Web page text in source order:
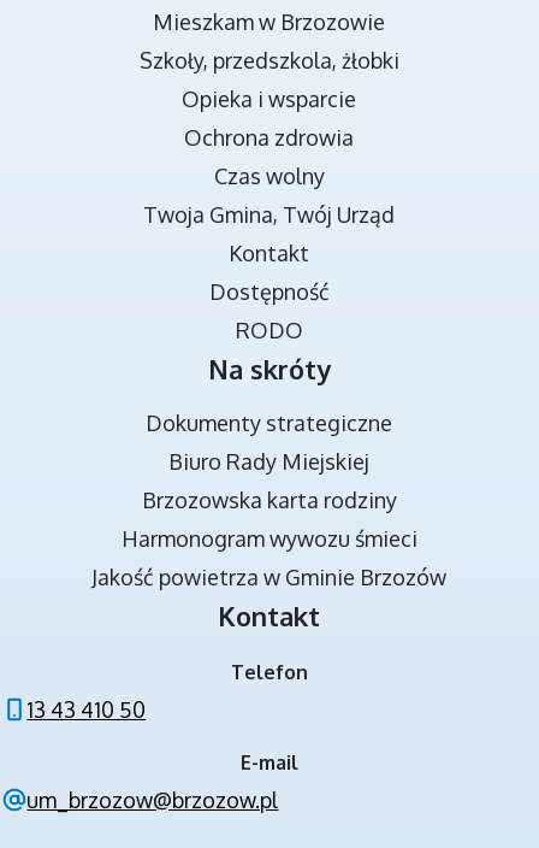
TRANSMISJA OBRAD RADY MIEJSKIEJ
DOKUMENTY STRATEGICZNE
BRZOZÓW - PROJEKT
Mieszkam w Brzozowie
Szkoły, przedszkola, żłobki
Opieka i wsparcie
Ochrona zdrowia
Czas wolny
Twoja Gmina, Twój Urząd
Kontakt
Dostępność
RODO
Na skróty
Dokumenty strategiczne
Biuro Rady Miejskiej
Brzozowska karta rodziny
Harmonogram wywozu śmieci
Jakość powietrza w Gminie Brzozów
Kontakt
Telefon
13 43 410 50
E-mail
um_brzozow@brzozow.pl